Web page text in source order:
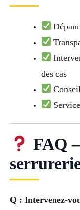
des cas
FAQ
Q : Intervenez-